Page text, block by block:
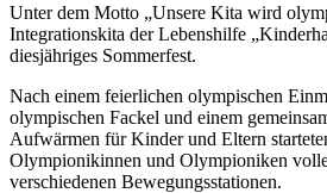
Unter dem Motto „Unsere Kita wird
Integrationskita der Lebenshilfe
diesjähriges Sommerfest.
Nach einem feierlichen olympischen
olympischen Fackel und einem
Aufwärmen für Kinder und Eltern
Olympionikinnen und Olympioniken
verschiedenen Bewegungsstationen.